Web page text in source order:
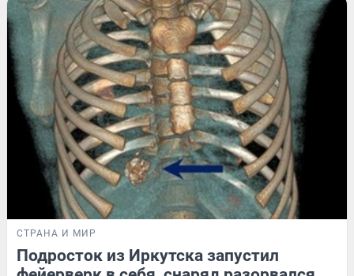
СТРАНА И МИР
Подросток из Иркутска запустил